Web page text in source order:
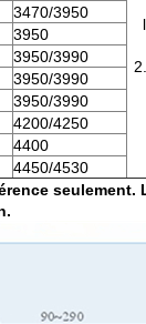
3470/3950
3950
3950/3990
3950/3990
3950/3990
4200/4250
4400
4450/4530